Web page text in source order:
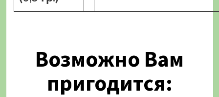
Возможно Вам
пригодится: